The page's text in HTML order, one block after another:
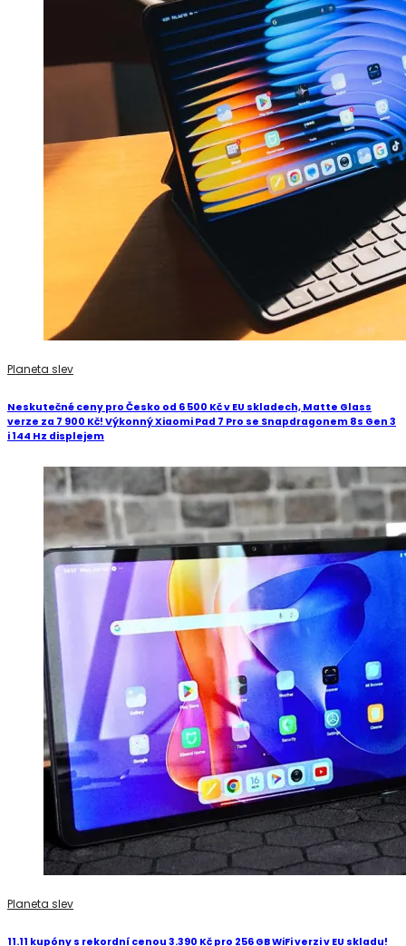
Planeta slev
Neskutečné ceny pro Česko od 6 500 Kč v EU skladech, Matte Glass
verze za 7 900 Kč! Výkonný Xiaomi Pad 7 Pro se Snapdragonem 8s Gen 3
i 144 Hz displejem
Planeta slev
11.11 kupóny s rekordní cenou 3.390 Kč pro 256 GB WiFi verzi v EU skladu!